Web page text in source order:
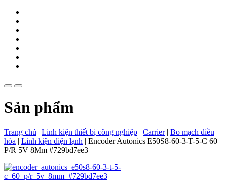
Sản phẩm
Trang chủ | Linh kiện thiết bị công nghiệp | Carrier| Bo mạch điều
hòa | Linh kiện điện lạnh | Encoder Autonics E50S8-60-3-T-5-C 60
P/R 5V 8Mm #729bd7ee3